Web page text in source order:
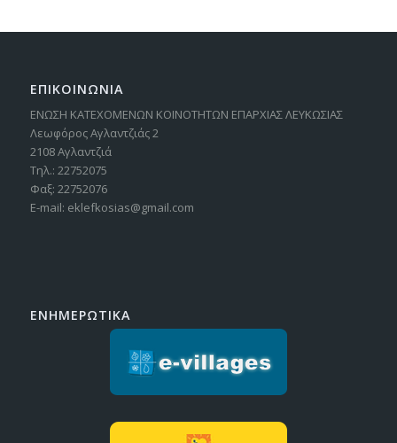
ΕΠΙΚΟΙΝΩΝΙΑ
ΕΝΩΣΗ ΚΑΤΕΧΟΜΕΝΩΝ ΚΟΙΝΟΤΗΤΩΝ ΕΠΑΡΧΙΑΣ ΛΕΥΚΩΣΙΑΣ
Λεωφόρος Αγλαντζιάς 2
2108 Αγλαντζιά
Τηλ.: 22752075
Φαξ: 22752076
E-mail: eklefkosias@gmail.com
ΕΝΗΜΕΡΩΤΙΚΑ